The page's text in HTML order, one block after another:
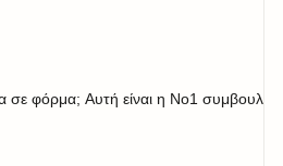
σε φόρμα; Αυτή είναι η Νο1 συμβουλή